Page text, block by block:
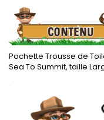
Pochette Trousse de
Sea To Summit, taille
.